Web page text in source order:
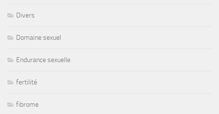
Divers
Domaine sexuel
Endurance sexuelle
fertilité
fibrome